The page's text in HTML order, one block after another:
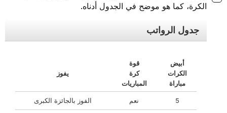
الكرة، كما هو موضح في الجدول أدناه.
جدول الرواتب
أبيض
الكرات
مباراة
قوة
كرة
المباريات
يفوز
نعم الفوز بالجائزة الكبرى